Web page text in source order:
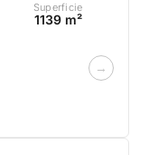
Superficie
1139 m²